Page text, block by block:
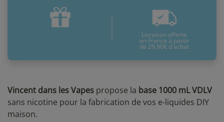
Vincent dans les Vapes propose la base 1000 mL VDLV
sans nicotine pour la fabrication de vos e-liquides DIY
maison.
Jeudi 13 Août Mardi 11 Août
* Pour une livraison en France métropolitaine+ d'infos
Livraison offerte
en France à partir
de 29,90€ d'achat